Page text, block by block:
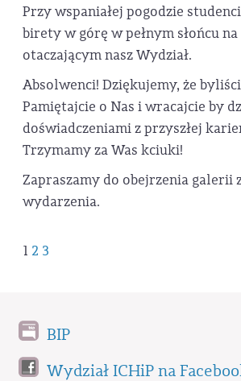
Przy wspaniałej pogodzie
birety w górę w pełnym słońcu
otaczającym nasz Wydział.
Absolwenci! Dziękujemy, że
Pamiętajcie o Nas i wracajcie by
doświadczeniami z przyszłej
Trzymamy za Was kciuki!
Zapraszamy do obejrzenia galerii
wydarzenia.
1 2 3
BIP
Wydział ICHiP na